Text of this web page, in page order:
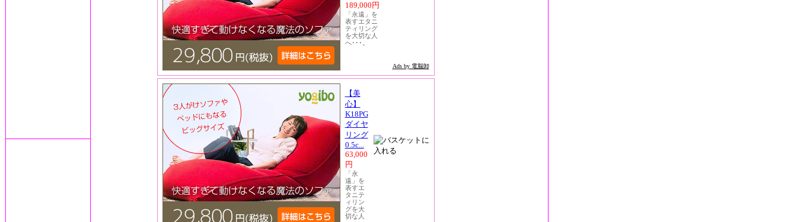
189,000円
「永遠」を
表すエタニ
ティリング
を大切な人
へ･･･。
Ads by 電脳卸
【美
心】
K18PG
ダイヤ
リング
0.5c...
63,000
円
「永
遠」を
表すエ
タニテ
ィリン
グを大
切な人